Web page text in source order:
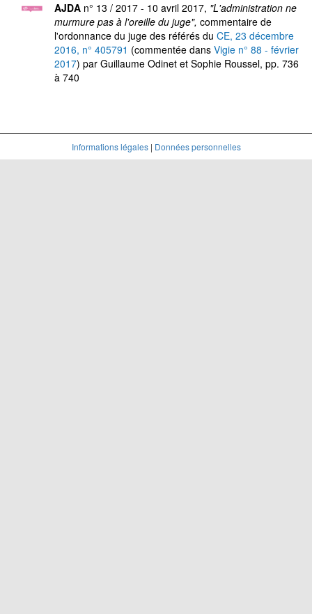
AJDA n° 13 / 2017 - 10 avril 2017, "L'administration ne
murmure pas à l'oreille du juge", commentaire de
l'ordonnance du juge des référés du CE, 23 décembre
2016, n° 405791 (commentée dans Vigie n° 88 - février
2017) par Guillaume Odinet et Sophie Roussel, pp. 736
à 740
Informations légales| Données personnelles